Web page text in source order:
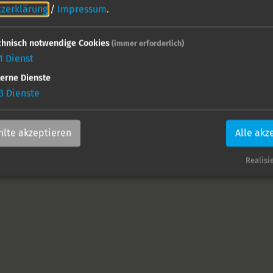
/ Impressum.
notwendige Cookies (immer erforderlich)
Dienst
Dienste
Dienste
akzeptieren Alle